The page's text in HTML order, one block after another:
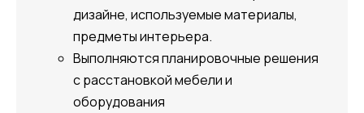
дизайне, используемые материалы,
предметы интерьера.
Выполняются планировочные решения
с расстановкой мебели и
оборудования